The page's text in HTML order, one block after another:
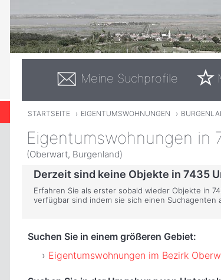
Meine Suchprofile
STARTSEITE › EIGENTUMSWOHNUNGEN ›
Eigentumswohnungen in
(Oberwart, Burgenland)
Derzeit sind keine Objekte in 7435
Erfahren Sie als erster sobald wieder Objekte in
verfügbar sind indem sie sich einen Suchagenten
Suchen Sie in einem größeren Gebiet:
Eigentumswohnungen im Bezirk